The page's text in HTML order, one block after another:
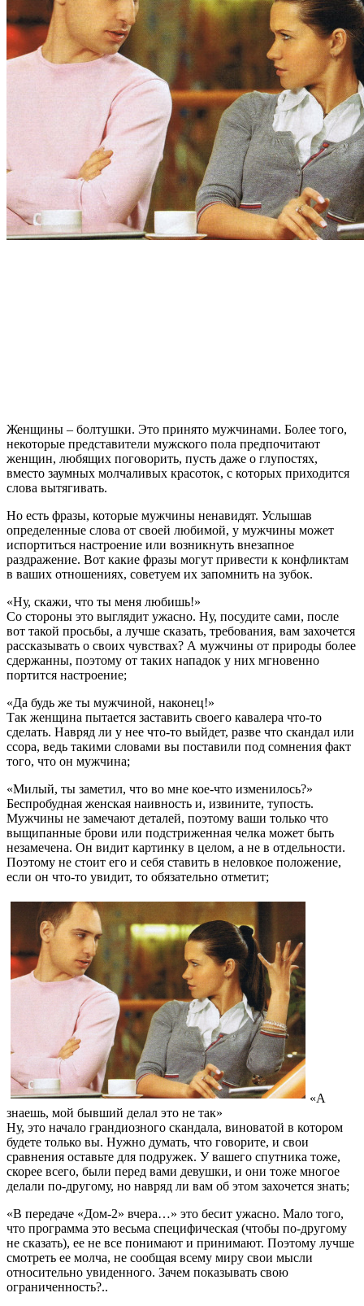
Женщины – болтушки. Это принято мужчинами. Более того,
некоторые представители мужского пола предпочитают
женщин, любящих поговорить, пусть даже о глупостях,
вместо заумных молчаливых красоток, с которых приходится
слова вытягивать.
Но есть фразы, которые мужчины ненавидят. Услышав
определенные слова от своей любимой, у мужчины может
испортиться настроение или возникнуть внезапное
раздражение. Вот какие фразы могут привести к конфликтам
в ваших отношениях, советуем их запомнить на зубок.
«Ну, скажи, что ты меня любишь!»
Со стороны это выглядит ужасно. Ну, посудите сами, после
вот такой просьбы, а лучше сказать, требования, вам захочется
рассказывать о своих чувствах? А мужчины от природы более
сдержанны, поэтому от таких нападок у них мгновенно
портится настроение;
«Да будь же ты мужчиной, наконец!»
Так женщина пытается заставить своего кавалера что-то
сделать. Навряд ли у нее что-то выйдет, разве что скандал или
ссора, ведь такими словами вы поставили под сомнения факт
того, что он мужчина;
«Милый, ты заметил, что во мне кое-что изменилось?»
Беспробудная женская наивность и, извините, тупость.
Мужчины не замечают деталей, поэтому ваши только что
выщипанные брови или подстриженная челка может быть
незамечена. Он видит картинку в целом, а не в отдельности.
Поэтому не стоит его и себя ставить в неловкое положение,
если он что-то увидит, то обязательно отметит;
«А
знаешь, мой бывший делал это не так»
Ну, это начало грандиозного скандала, виноватой в котором
будете только вы. Нужно думать, что говорите, и свои
сравнения оставьте для подружек. У вашего спутника тоже,
скорее всего, были перед вами девушки, и они тоже многое
делали по-другому, но навряд ли вам об этом захочется знать;
«В передаче «Дом-2» вчера…» это бесит ужасно. Мало того,
что программа это весьма специфическая (чтобы по-другому
не сказать), ее не все понимают и принимают. Поэтому лучше
смотреть ее молча, не сообщая всему миру свои мысли
относительно увиденного. Зачем показывать свою
ограниченность?..